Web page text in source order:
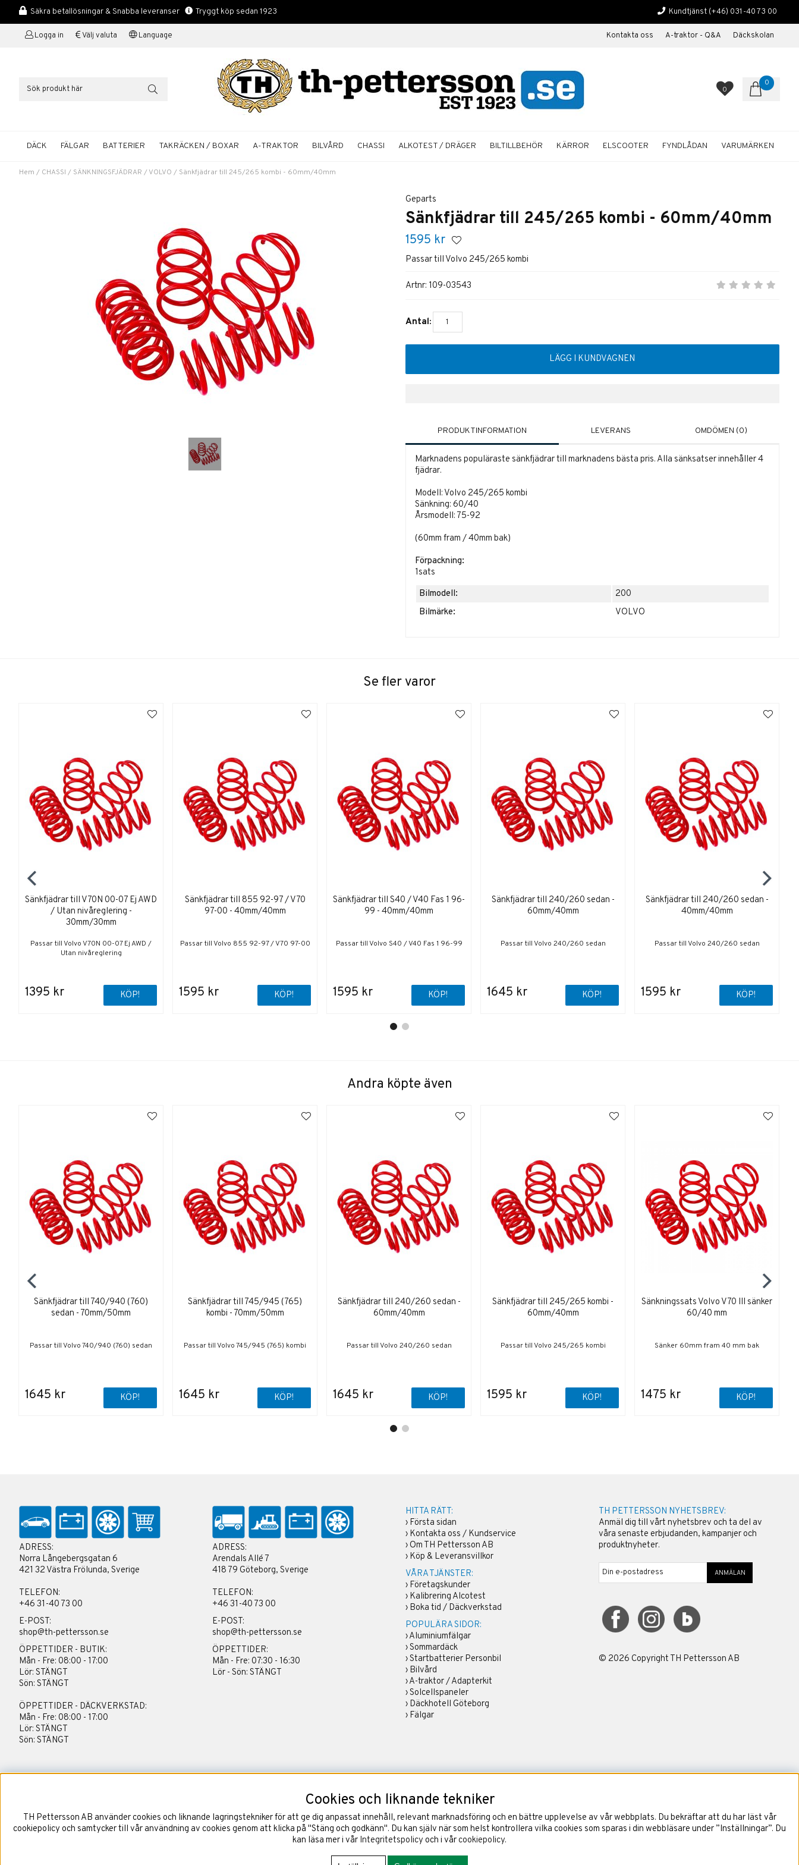
Säkra betallösningar & Snabba leveranser Tryggt köp sedan 1923 Kundtjänst (+46) 031-40 73 00
Logga in Välj valuta Language Kontakta oss A-traktor - Q&A Däckskolan
0
0
DÄCK FÄLGAR BATTERIER TAKRÄCKEN / BOXAR A-TRAKTOR BILVÅRD CHASSI ALKOTEST / DRÄGER BILTILLBEHÖR KÄRROR ELSCOOTER FYNDLÅDAN VARUMÄRKEN
Hem / CHASSI / SÄNKNINGSFJÄDRAR /VOLVO / Sänkfjädrar till 245/265 kombi - 60mm/40mm
Geparts
Sänkfjädrar till 245/265 kombi - 60mm/40mm
1595 kr
Passar till Volvo 245/265 kombi
Artnr: 109-03543
Antal:
LÄGG I KUNDVAGNEN
PRODUKTINFORMATION
Marknadens populäraste sänkfjädrar till marknadens bästa pris. Alla sänksatser innehåller 4
fjädrar.
Modell: Volvo 245/265 kombi
Sänkning: 60/40
Årsmodell: 75-92
(60mm fram / 40mm bak)
Förpackning:
1sats
Bilmodell:
200
Bilmärke:
VOLVO
LEVERANS OMDÖMEN (0)
Se fler varor
Sänkfjädrar till V70N 00-07 Ej AWD
/ Utan nivåreglering -
30mm/30mm
Passar till Volvo V70N 00-07 Ej AWD /
Utan nivåreglering
1395 kr KÖP!
Sänkfjädrar till 855 92-97 / V70
97-00 - 40mm/40mm
Passar till Volvo 855 92-97 / V70 97-00
1595 kr KÖP!
Sänkfjädrar till S40 / V40 Fas 1 96-
99 - 40mm/40mm
Passar till Volvo S40 / V40 Fas 1 96-99
1595 kr KÖP!
Sänkfjädrar till 240/260 sedan -
60mm/40mm
Passar till Volvo 240/260 sedan
1645 kr KÖP!
Sänkfjädrar till 240/260 sedan -
40mm/40mm
Passar till Volvo 240/260 sedan
1595 kr KÖP!
Andra köpte även
Sänkfjädrar till 740/940 (760)
sedan - 70mm/50mm
Passar till Volvo 740/940 (760) sedan
1645 kr KÖP!
Sänkfjädrar till 745/945 (765)
kombi - 70mm/50mm
Passar till Volvo 745/945 (765) kombi
1645 kr KÖP!
Sänkfjädrar till 240/260 sedan -
60mm/40mm
Passar till Volvo 240/260 sedan
1645 kr KÖP!
Sänkfjädrar till 245/265 kombi -
60mm/40mm
Passar till Volvo 245/265 kombi
1595 kr KÖP!
Sänkningssats Volvo V70 III sänker
60/40 mm
Sänker 60mm fram 40 mm bak
1475 kr KÖP!
ADRESS:
Norra Långebergsgatan 6
421 32 Västra Frölunda, Sverige
TELEFON:
+46 31-40 73 00
E-POST:
shop@th-pettersson.se
ÖPPETTIDER - BUTIK:
Mån - Fre: 08:00 - 17:00
Lör: STÄNGT
Sön: STÄNGT
ÖPPETTIDER - DÄCKVERKSTAD:
Mån - Fre: 08:00 - 17:00
Lör: STÄNGT
Sön: STÄNGT
ADRESS:
Arendals Allé 7
418 79 Göteborg, Sverige
TELEFON:
+46 31-40 73 00
E-POST:
shop@th-pettersson.se
ÖPPETTIDER:
Mån - Fre: 07:30 - 16:30
Lör - Sön: STÄNGT
HITTA RÄTT:
› Första sidan
› Kontakta oss / Kundservice
› Om TH Pettersson AB
› Köp & Leveransvillkor
VÅRA TJÄNSTER:
› Företagskunder
› Kalibrering Alcotest
› Boka tid / Däckverkstad
POPULÄRA SIDOR:
›Aluminiumfälgar
›Sommardäck
›Startbatterier Personbil
› Bilvård
›A-traktor / Adapterkit
›Solcellspaneler
› Däckhotell Göteborg
› Fälgar
TH PETTERSSON NYHETSBREV:
Anmäl dig till vårt nyhetsbrev och ta del av
våra senaste erbjudanden, kampanjer och
produktnyheter.
ANMÄLAN
© 2026 Copyright TH Pettersson AB
Cookies och liknande tekniker
TH Pettersson AB använder cookies och liknande lagringstekniker för att ge dig anpassat innehåll, relevant marknadsföring och en bättre upplevelse av vår webbplats. Du bekräftar att du har läst vår
cookiepolicy och samtycker till vår användning av cookies genom att klicka på "Stäng och godkänn". Du kan själv när som helst kontrollera vilka cookies som sparas i din webbläsare under ”Inställningar”. Du
kan läsa mer i vår Integritetspolicy och i vår cookiepolicy.